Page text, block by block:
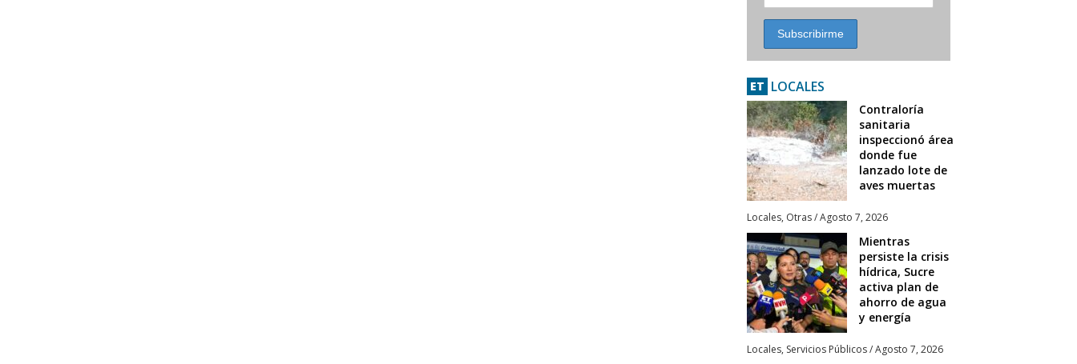
ET LOCALES
Contraloría
sanitaria
inspeccionó área
donde fue
lanzado lote de
aves muertas
Locales, Otras/Agosto 7, 2026
Mientras
persiste la crisis
hídrica, Sucre
activa plan de
ahorro de agua
y energía
Locales, Servicios Públicos/Agosto 7, 2026